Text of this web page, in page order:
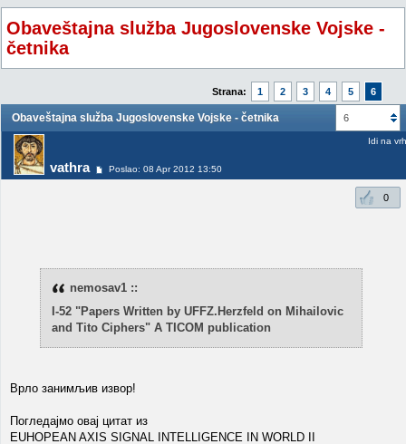
Obaveštajna služba Jugoslovenske Vojske -
četnika
Strana: 1 2 3 4 5 6
6
Obaveštajna služba Jugoslovenske Vojske - četnika
vathra Poslao: 08 Apr 2012 13:50
Idi na vrh
0
nemosav1 ::
I-52 "Papers Written by UFFZ.Herzfeld on Mihailovic
and Tito Ciphers" A TICOM publication
Врло занимљив извор!
Погледајмо овај цитат из
EUHOPEAN AXIS SIGNAL INTELLIGENCE IN WORLD II